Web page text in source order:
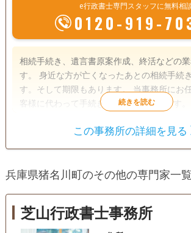
e行政書士専門スタッフに無料相
0120-919-
相続手続き、遺言書原案作成、終活などの
す。 身近な方が亡くなったあとの相続手続
す。そして期限もあります。 当事務所にお
客様に代わって手続きを行わせて頂きます。
お客様自身も最期まで幸せな人生をおくるた
遺産分割
戸籍収集
相続人調査
電話相談可 訪問可 女性スタッフ対応可
この事務所の詳細を見る
兵庫県猪名川町のその他の専門家一覧
芝山行政書士事務所